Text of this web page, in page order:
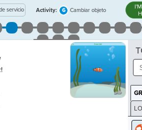
servicio
Activity: 6 Cambiar objeto